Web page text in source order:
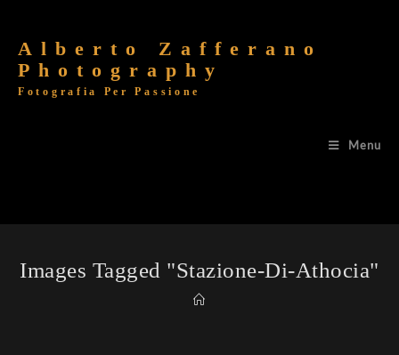
Alberto Zafferano
Photography
Fotografia Per Passione
Menu
Images Tagged "stazione-Di-Athocia"